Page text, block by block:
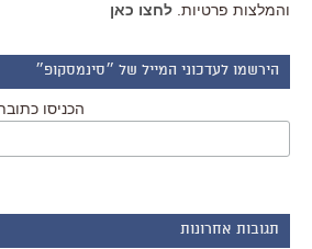
והמלצות פרטיות. לחצו כאן
הירשמו לעדכוני המייל של ״סינמסקופ״
הכניסו
תגובות אחרונות